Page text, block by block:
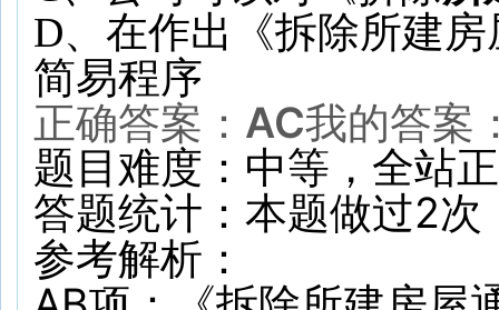
D、在作出《拆除所建
简易程序
正确答案： AC我的答案
题目难度： 中等，全站
答题统计： 本题做过2次
参考解析：